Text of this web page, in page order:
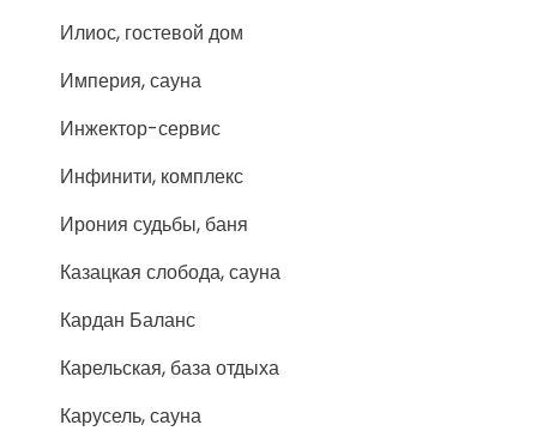
Илиос, гостевой дом
Империя, сауна
Инжектор-сервис
Инфинити, комплекс
Ирония судьбы, баня
Казацкая слобода, сауна
Кардан Баланс
Карельская, база отдыха
Карусель, сауна